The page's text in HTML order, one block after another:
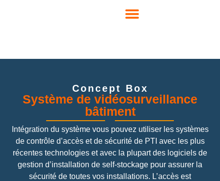
Concept Box
Système de vidéosurveillance
bâtiment
Intégration du système vous pouvez utiliser les systèmes
de contrôle d’accès et de sécurité de PTI avec les plus
récentes technologies et avec la plupart des logiciels de
gestion d’installation de self-stockage pour assurer la
sécurité de toutes vos installations. L’accès est